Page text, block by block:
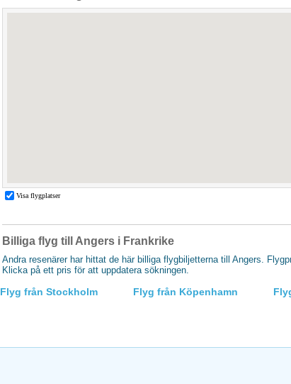
Billiga flyg till Angers i Frankrike
Andra resenärer har hittat de här billiga flygbiljetterna till Angers.
Klicka på ett pris för att uppdatera sökningen.
Flyg från Stockholm Flyg från Köpenhamn